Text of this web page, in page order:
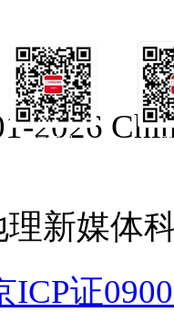
订阅号
2026
新媒体
ICP证